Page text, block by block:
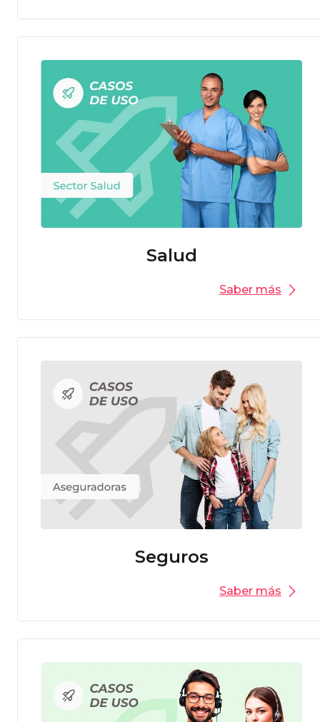
Salud
Saber más
Seguros
Saber más